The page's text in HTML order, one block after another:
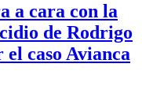
a cara con la
de Rodrigo
caso Avianca